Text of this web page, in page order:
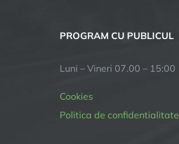
PROGRAM CU PUBLICUL
Luni – Vineri 07.00 – 15:00
Cookies
Politica de confidentialitate